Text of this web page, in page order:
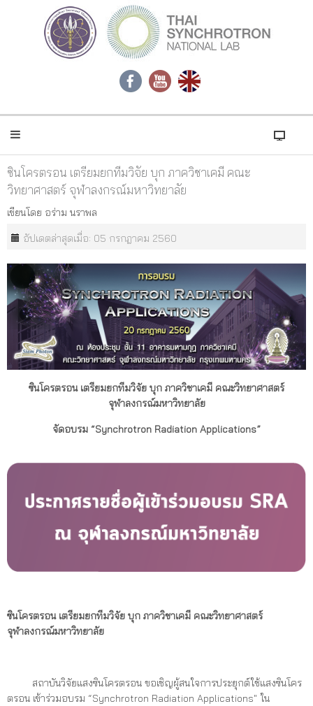
ซินโครตรอน เตรียมยกทีมวิจัย บุก ภาควิชาเคมี คณะ
วิทยาศาสตร์ จุฬาลงกรณ์มหาวิทยาลัย
เขียนโดย อร่าม นราพล
อัปเดตล่าสุดเมื่อ: 05 กรกฎาคม 2560
ซินโครตรอน เตรียมยกทีมวิจัย บุก ภาควิชาเคมี คณะวิทยาศาสตร์
จุฬาลงกรณ์มหาวิทยาลัย
จัดอบรม “Synchrotron Radiation Applications”
ซินโครตรอน เตรียมยกทีมวิจัย บุก ภาควิชาเคมี คณะวิทยาศาสตร์
จุฬาลงกรณ์มหาวิทยาลัย
สถาบันวิจัยแสงซินโครตรอน ขอเชิญผู้สนใจการประยุกต์ใช้แสงซินโคร
ตรอน เข้าร่วมอบรม “Synchrotron Radiation Applications" ใน